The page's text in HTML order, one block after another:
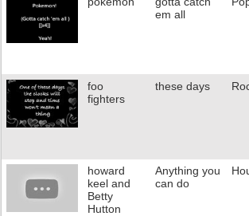
em all
foo
fighters
these days
howard
keel and
Betty
Hutton
Anything you
can do